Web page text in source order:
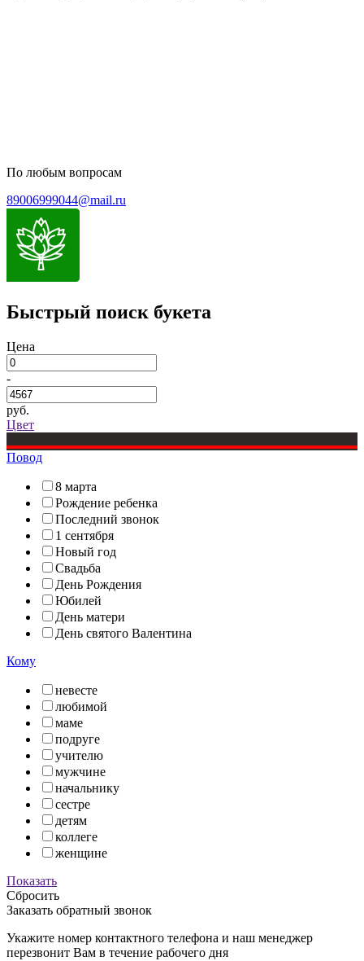
По любым вопросам
89006999044@mail.ru
Быстрый поиск букета
Цена
-
руб.
Цвет
Повод
8 марта
Рождение ребенка
Последний звонок
1 сентября
Новый год
Свадьба
День Рождения
Юбилей
День матери
День святого Валентина
Кому
невесте
любимой
маме
подруге
учителю
мужчине
начальнику
сестре
детям
коллеге
женщине
Показать
Сбросить
Заказать обратный звонок
Укажите номер контактного телефона и наш менеджер
перезвонит Вам в течение рабочего дня